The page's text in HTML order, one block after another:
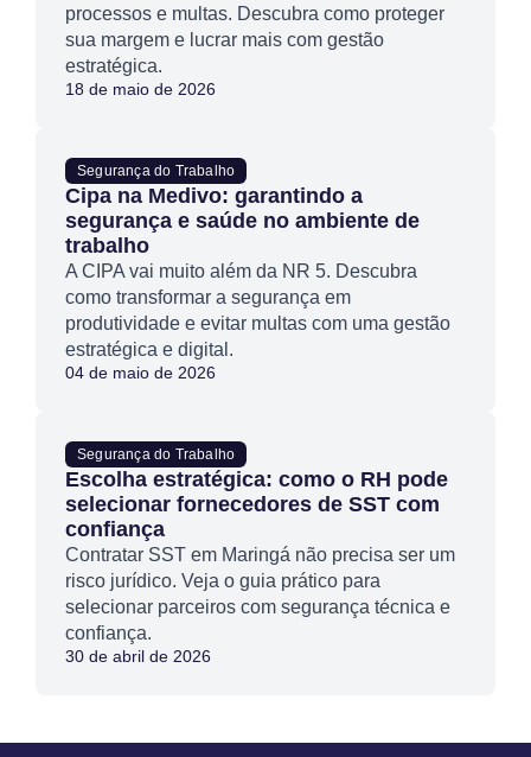
processos e multas. Descubra como proteger
sua margem e lucrar mais com gestão
estratégica.
18 de maio de 2026
Segurança do Trabalho
Cipa na Medivo: garantindo a
segurança e saúde no ambiente de
trabalho
A CIPA vai muito além da NR 5. Descubra
como transformar a segurança em
produtividade e evitar multas com uma gestão
estratégica e digital.
04 de maio de 2026
Segurança do Trabalho
Escolha estratégica: como o RH pode
selecionar fornecedores de SST com
confiança
Contratar SST em Maringá não precisa ser um
risco jurídico. Veja o guia prático para
selecionar parceiros com segurança técnica e
confiança.
30 de abril de 2026